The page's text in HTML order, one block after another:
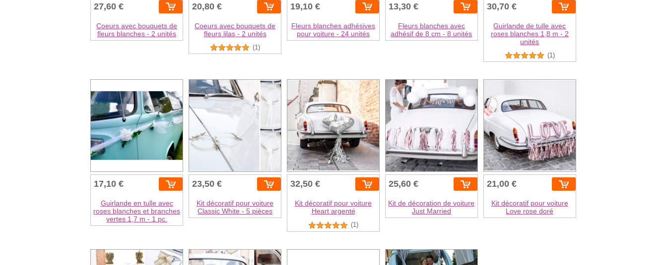
27,60 €
Coeurs avec bouquets de
fleurs blanches - 2 unités
20,80 €
Coeurs avec bouquets de
fleurs lilas - 2 unités
(1)
19,10 €
Fleurs blanches adhésives
pour voiture - 24 unités
13,30 €
Fleurs blanches avec
adhésif de 8 cm - 8 unités
30,70 €
Guirlande de tulle avec
roses blanches 1,8 m - 2
unités
(1)
17,10 €
Guirlande en tulle avec
roses blanches et branches
vertes 1,7 m - 1 pc.
23,50 €
Kit décoratif pour voiture
Classic White - 5 pièces
32,50 €
Kit décoratif pour voiture
Heart argenté
(1)
25,60 €
Kit de décoration de voiture
Just Married
21,00 €
Kit décoratif pour voiture
Love rose doré